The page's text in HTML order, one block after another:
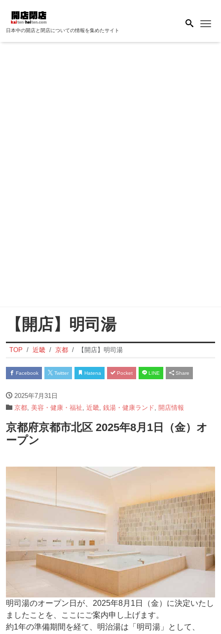
日本中の開店と閉店についての情報を集めたサイト
【開店】明司湯
TOP 近畿 京都 【開店】明司湯
Facebook Twitter Hatena Pocket LINE Share
2025年7月31日
京都 美容・健康・福祉 近畿 銭湯・健康ランド 開店情報
京都府京都市北区 2025年8月1日（金）オ
ープン
明司湯のオープン日が、2025年8月1日（金）に決定いたし
ましたことを、ここにご案内申し上げます。
約1年の準備期間を経て、明治湯は「明司湯」として、